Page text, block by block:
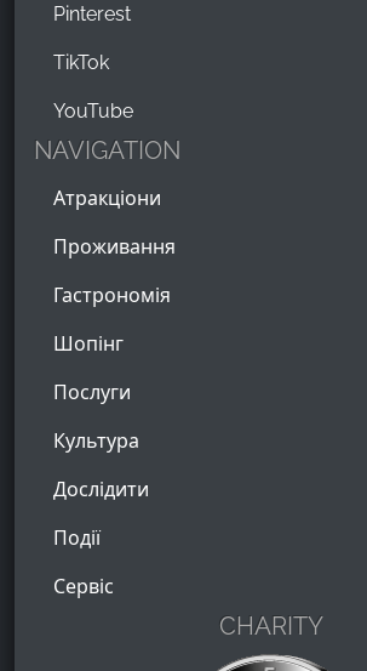
Pinterest
TikTok
YouTube
NAVIGATION
Атракціони
Проживання
Гастрономія
Шопінг
Послуги
Культура
Дослідити
Події
Сервіс
CHARITY